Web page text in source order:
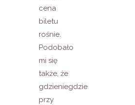
cena
biletu
rośnie.
Podobało
mi się
także, że
gdzieniegdzie
przy